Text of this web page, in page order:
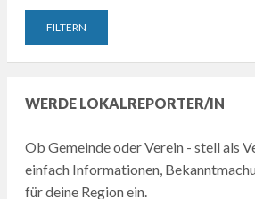
WERDE LOKALREPORTER/IN
Ob Gemeinde oder Verein - stell als
einfach Informationen,
für deine Region ein.